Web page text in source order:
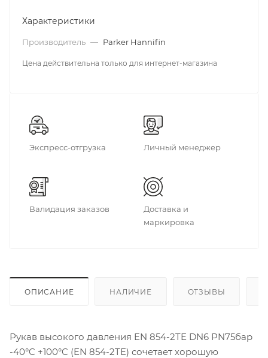
Характеристики
Производитель — Parker Hannifin
Цена действительна только для интернет-магазина
Экспресс-отгрузка Личный менеджер
Валидация заказов
Доставка и
маркировка
ОПИСАНИЕ НАЛИЧИЕ ОТЗЫВЫ
Рукав высокого давления EN 854-2TE DN6 PN75бар
-40°C +100°C (EN 854-2TE) сочетает хорошую